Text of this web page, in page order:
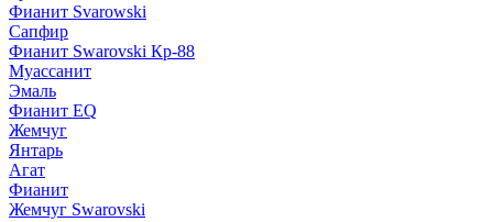
Фианит Svarowski
Сапфир
Фианит Swarovski Кр-88
Муассанит
Эмаль
Фианит EQ
Жемчуг
Янтарь
Агат
Фианит
Жемчуг Swarovski